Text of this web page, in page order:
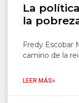
La
la
Fredy Escobar
camino de la
LEER MÁS»